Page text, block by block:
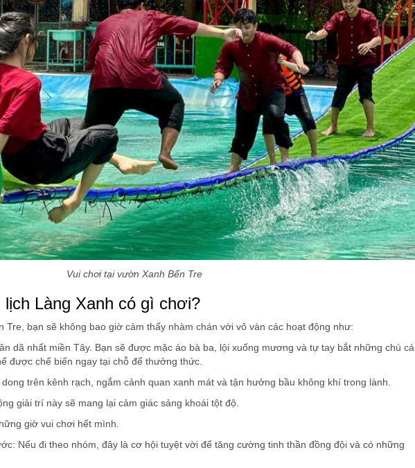
Vui chơi tại vườn Xanh Bến Tre
Làng Xanh có gì chơi?
Tre, bạn sẽ không bao giờ cảm thấy nhàm chán với vô vàn các hoạt động như:
dã nhất miền Tây. Bạn sẽ được mặc áo bà ba, lội xuống mương và tự tay bắt những chú cá
được chế biến ngay tại chỗ để thưởng thức.
trên kênh rạch, ngắm cảnh quan xanh mát và tận hưởng bầu không khí trong lành.
giải trí này sẽ mang lại cảm giác sảng khoái tột độ.
giờ vui chơi hết mình.
Nếu đi theo nhóm, đây là cơ hội tuyệt vời để tăng cường tinh thần đồng đội và có những